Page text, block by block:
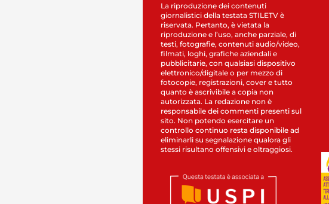
La riproduzione dei contenuti
giornalistici della testata STILETV è
riservata. Pertanto, è vietata la
riproduzione e l’uso, anche parziale, di
testi, fotografie, contenuti audio/video,
filmati, loghi, grafiche aziendali e
pubblicitarie, con qualsiasi dispositivo
elettronico/digitale o per mezzo di
fotocopie, registrazioni, cover e tutto
quanto è ascrivibile a copia non
autorizzata. La redazione non è
responsabile dei commenti presenti sul
sito. Non potendo esercitare un
controllo continuo resta disponibile ad
eliminarli su segnalazione qualora gli
stessi risultano offensivi e oltraggiosi.